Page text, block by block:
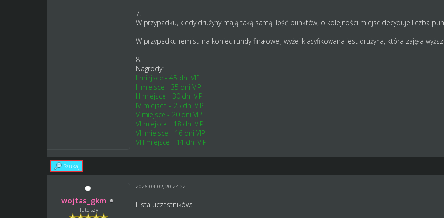
7.
W przypadku, kiedy drużyny mają taką samą ilość punktów, o kolejności miejsc decyduje liczba
W przypadku remisu na koniec rundy finałowej, wyżej klasyfikowana jest drużyna, która zajęła
8.
Nagrody:
I miejsce - 45 dni VIP
II miejsce - 35 dni VIP
III miejsce - 30 dni VIP
IV miejsce - 25 dni VIP
V miejsce - 20 dni VIP
VI miejsce - 18 dni VIP
VII miejsce - 16 dni VIP
VIII miejsce - 14 dni VIP
Szukaj
wojtas_gkm
Tutejszy
2026-04-02, 20:24:22
Lista uczestników: